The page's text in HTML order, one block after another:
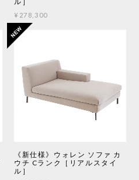
¥278,300
《新仕様》ウォレン ソファ カ
ウチ Cランク［リアルスタイ
ル］